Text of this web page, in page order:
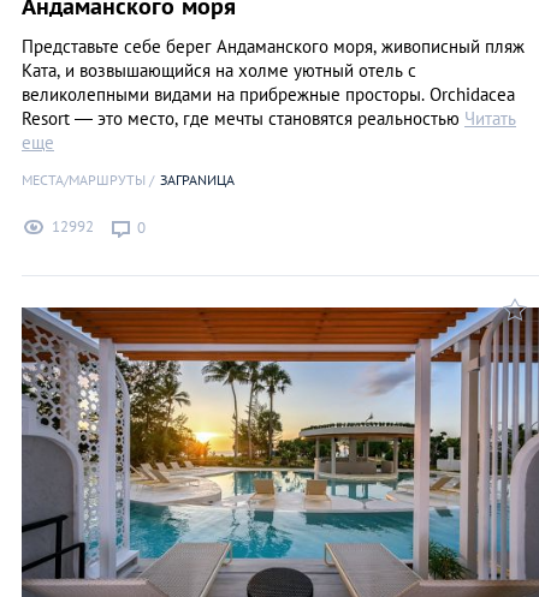
Представьте себе берег Андаманского моря, живописный пляж
Ката, и возвышающийся на холме уютный отель с
великолепными видами на прибрежные просторы. Orchidacea
Resort — это место, где мечты становятся реальностью Читать
еще
МЕСТА/МАРШРУТЫ ЗАГРАNИЦА
12992 0